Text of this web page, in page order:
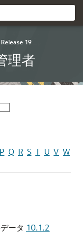
Release 19
理者
P Q R S T U V W
ータ 10.1.2